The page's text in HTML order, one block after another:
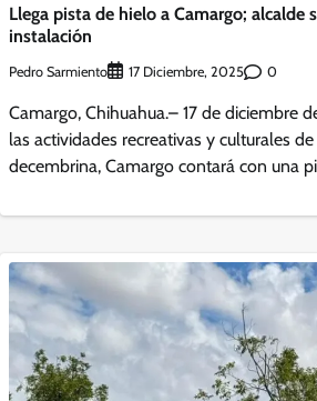
Llega pista de hielo a Camargo; alcalde
instalación
Pedro Sarmiento 17 Diciembre, 2025 0
Camargo, Chihuahua.– 17 de diciembre
las actividades recreativas y culturales
decembrina, Camargo contará con una